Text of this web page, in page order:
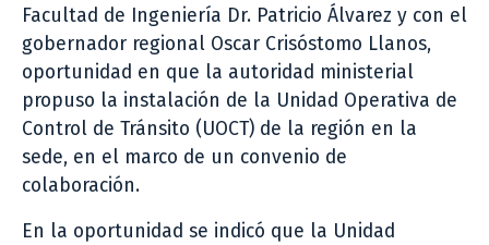
Facultad de Ingeniería Dr. Patricio Álvarez y con el
gobernador regional Oscar Crisóstomo Llanos,
oportunidad en que la autoridad ministerial
propuso la instalación de la Unidad Operativa de
Control de Tránsito (UOCT) de la región en la
sede, en el marco de un convenio de
colaboración.
En la oportunidad se indicó que la Unidad